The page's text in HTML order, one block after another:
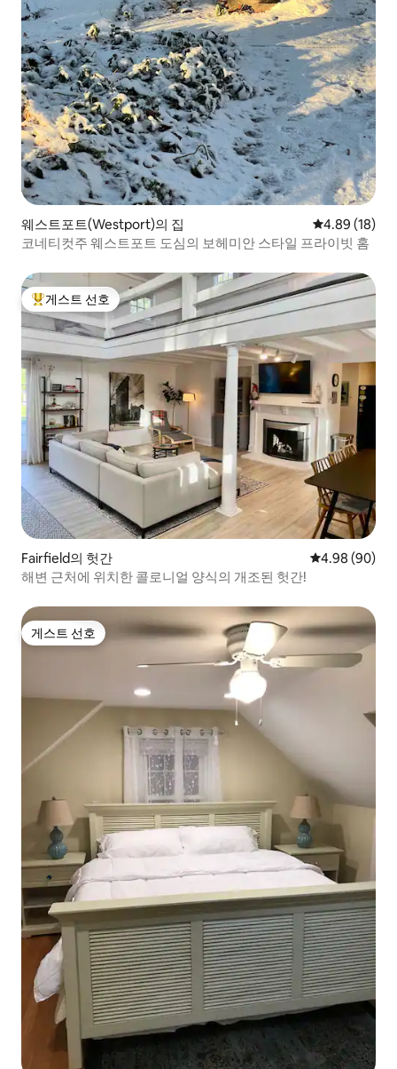
웨스트포트(Westport)의 집 평점 4.89점(5
4.89 (18)
코네티컷주 웨스트포트 도심의 보헤미안 스타일 프라이빗 홈
상위 게스트 선호
게스트 선호
Fairfield의 헛간 평점 4.98점(5
4.98 (90)
해변 근처에 위치한 콜로니얼 양식의 개조된 헛간!
게스트 선호
게스트 선호